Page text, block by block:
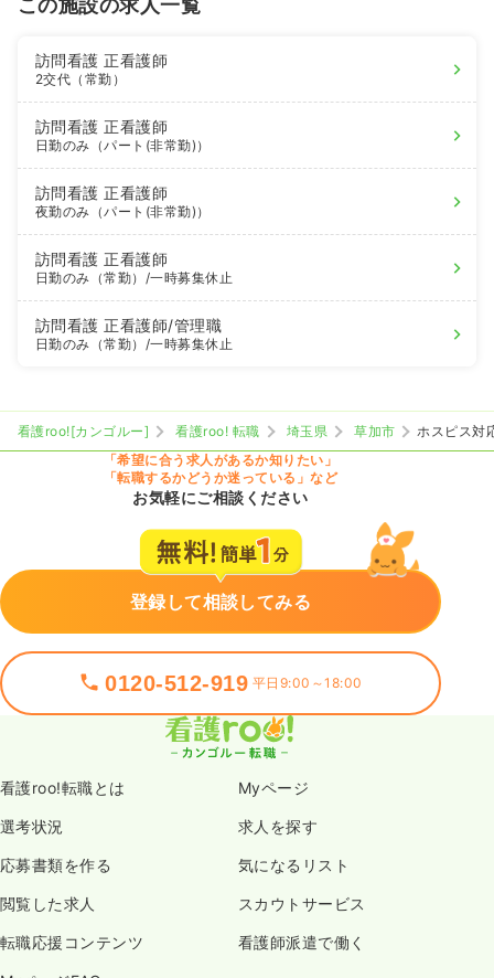
この施設の求人一覧
訪問看護正看護師
2交代（常勤）
訪問看護正看護師
日勤のみ（パート(非常勤)）
訪問看護正看護師
夜勤のみ（パート(非常勤)）
訪問看護正看護師
日勤のみ（常勤） /一時募集休止
訪問看護正看護師/管理職
日勤のみ（常勤） /一時募集休止
看護roo![カンゴルー] 看護roo! 転職 埼玉県 草加市
ホスピス対
「希望に合う求人があるか知りたい」
「転職するかどうか迷っている」など
お気軽にご相談ください
登録して相談してみる
0120-512-919 平日9:00～18:00
看護roo!転職とは Myページ
選考状況 求人を探す
応募書類を作る 気になるリスト
閲覧した求人 スカウトサービス
転職応援コンテンツ 看護師派遣で働く